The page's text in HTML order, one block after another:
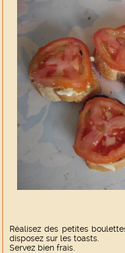
Réalisez des petites
disposez sur les toasts.
Servez bien frais.